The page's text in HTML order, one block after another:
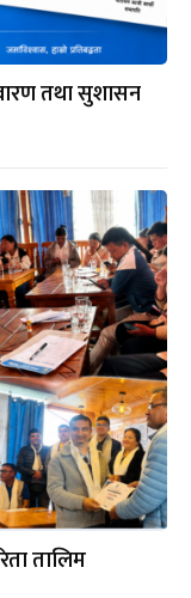
तथा सुशासन
तालिम